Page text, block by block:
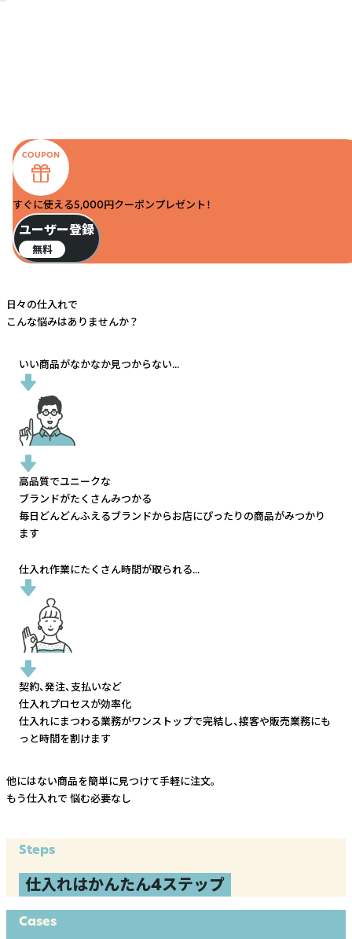
すぐに使える5,000円クーポンプレゼント！
ユーザー登録
無料
日々の仕入れで
こんな悩みはありませんか？
いい商品がなかなか見つからない...
高品質でユニークな
ブランドがたくさんみつかる
毎日どんどんふえるブランドからお店にぴったりの商品がみつかり
ます
仕入れ作業にたくさん時間が取られる...
契約、発注、支払いなど
仕入れプロセスが効率化
仕入れにまつわる業務がワンストップで完結し、接客や販売業務にも
っと時間を割けます
他にはない商品を簡単に見つけて手軽に注文。
もう仕入れで 悩む必要なし
Steps
仕入れはかんたん4ステップ
Cases